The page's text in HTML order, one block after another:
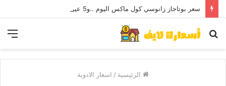
سعر بوتاجاز زانوسي كول ماكس اليوم ..و5 عيوب
بحث
الرئيسية / اسعار الادوية